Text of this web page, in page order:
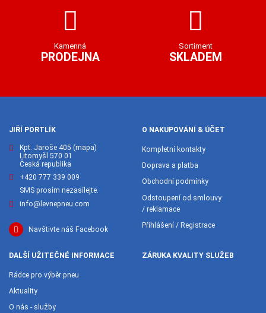
Kamenná
PRODEJNA
Sortiment
SKLADEM
JIŘÍ PORTLÍK
Kpt. Jaroše 405 (mapa)
Litomyšl 570 01
Česká republika
+420 777 339 009
SMS prosím nezasílejte.
info@levnepneu.com
Navštivte náš Facebook
O NAKUPOVÁNÍ & ÚČET
Kompletní kontakty
Doprava a platba
Obchodní podmínky
Odstoupení od smlouvy
/ reklamace
Přihlášení / Registrace
DALŠÍ UŽITEČNÉ INFORMACE
Rádce pro výběr pneu
Aktuality
O nás - služby
ZÁRUKA KVALITY SLUŽEB